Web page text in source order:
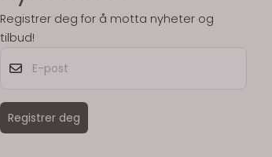
Registrer deg for å motta nyheter og
tilbud!
Registrer deg